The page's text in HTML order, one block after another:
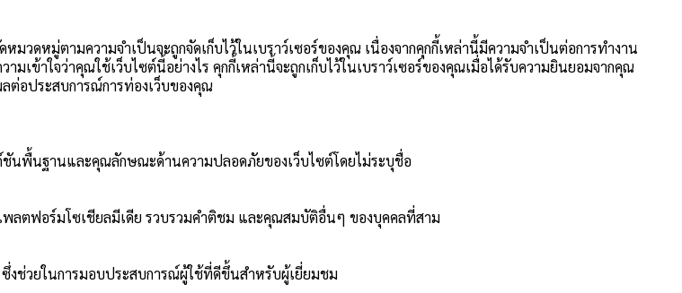
ดหมู่ตามความจำเป็นจะถูกจัดเก็บไว้ในเบราว์เซอร์ของคุณ เนื่องจากคุกกี้เหล่านี้มีความจำเป็นต่อการทำงาน
เข้าใจว่าคุณใช้เว็บไซต์นี้อย่างไร คุกกี้เหล่านี้จะถูกเก็บไว้ในเบราว์เซอร์ของคุณเมื่อได้รับความยินยอมจากคุณ
ลต่อประสบการณ์การท่องเว็บของคุณ
ชันพื้นฐานและคุณลักษณะด้านความปลอดภัยของเว็บไซต์โดยไม่ระบุชื่อ
ลตฟอร์มโซเชียลมีเดีย รวบรวมคำติชม และคุณสมบัติอื่นๆ ของบุคคลที่สาม
งช่วยในการมอบประสบการณ์ผู้ใช้ที่ดีขึ้นสำหรับผู้เยี่ยมชม